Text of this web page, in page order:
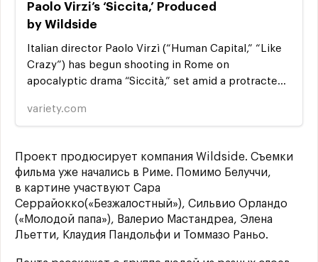
Paolo Virzi’s ‘Siccita,’ Produced
by Wildside
Italian director Paolo Virzì (“Human Capital,” “Like
Crazy”) has begun shooting in Rome on
apocalyptic drama “Siccità,” set amid a protracted
variety.com
Проект продюсирует компания Wildside. Съемки
фильма уже начались в Риме. Помимо Белуччи,
в картине участвуют Сара
Серрайокко(«Безжалостный»), Сильвио Орландо
(«Молодой папа»), Валерио Мастандреа, Элена
Льетти, Клаудия Пандольфи и Томмазо Раньо.